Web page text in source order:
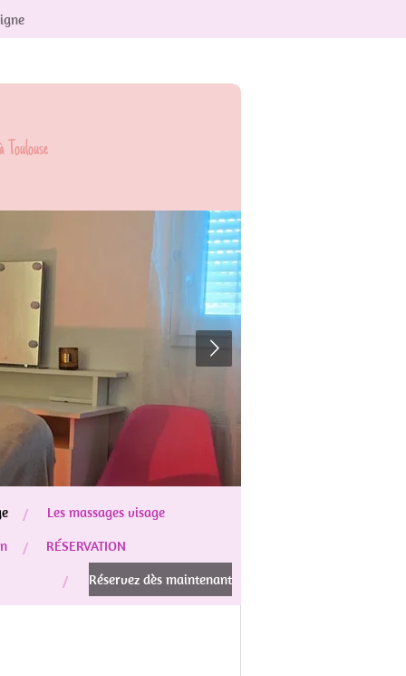
à Toulouse
Les massages visage
RÉSERVATION
Réservez dès maintenant